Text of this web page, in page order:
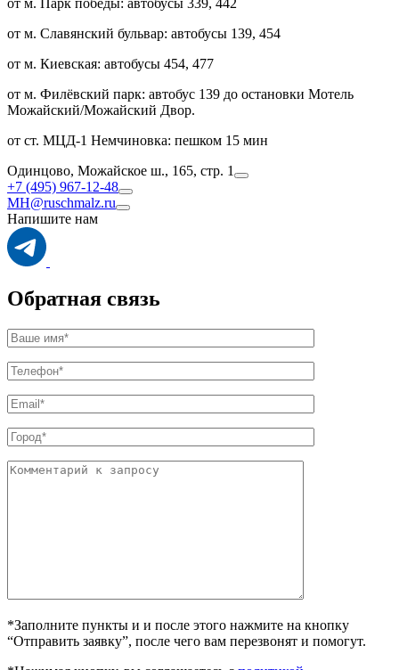
от м. Славянский бульвар: автобусы 139, 454
от м. Киевская: автобусы 454, 477
от м. Филёвский парк: автобус 139 до остановки Мотель
Можайский/Можайский Двор.
от ст. МЦД-1 Немчиновка: пешком 15 мин
Одинцово, Можайское ш., 165, стр. 1
+7 (495) 967-12-48
MH@ruschmalz.ru
Напишите нам
Обратная связь
*Заполните пункты и и после этого нажмите на кнопку
“Отправить заявку”, после чего вам перезвонят и помогут.